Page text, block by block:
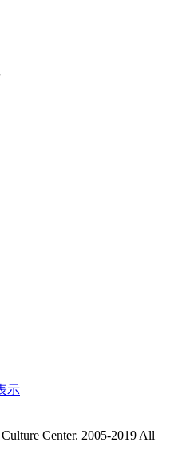
示
Center. 2005-2019 All